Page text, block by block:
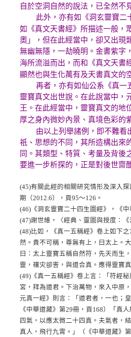
自於空洞自然的說法，已全然不
此外，亦有如《洞玄靈寶二十
如《真文天書經》所描述一般，
奧」，但在此經當中，卻又出現
無幽無隱，一劫曉明。金書紫字
海所流溢而出，而和《真文天書
顯然也與生化萬有及天書真文的
再者，亦有如仙公系《真一五
靈寶真文出世說。在此說當中，
王。在此經當中，靈寶真文的地
厚之身內微妙內景、真境色彩的
由以上列舉諸例，即不難看出
祇、思想的不同，其所造構出來
同。其類型、特質、考量及背後
要進一步析探的，正是對後世齋
(45)有關此經的相關研究情形及深入
期（2012.6），頁95～126。
(46) 《洞玄靈寶二十四生圖經》，《
(47)謝世維，〈經典、靈圖與授度：
(48)比如，《真一五稱經》卷上如下
然。貴不可稱，尊無有上，曰太上。
曰：太上靈寶五稱自然符，先天而生
靈，禳灾卻害，與道合真。應得靈寶
(49) 《真一五稱經》卷上言：「符經
宮，拜為道君。下治萬物，來入中原
元真一經》則言：「道君者，一也；
《中華道藏》第29冊，頁168）「真
四氣，以應太微二十四真。夫氣者，
真人，飛行九霄。」（《中華道藏》